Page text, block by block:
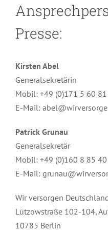
Presse:
Kirsten Abel
Generalsekretärin
Mobil: +49 (0)171 5 60
E-Mail:
Patrick Grunau
Generalsekretär
Mobil: +49 (0)160 8 85
E-Mail:
Wir versorgen
Lützowstraße 102-104,
10785 Berlin